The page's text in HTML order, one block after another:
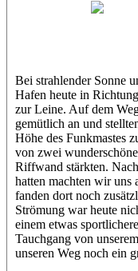
Bei strahlender Sonne
Hafen heute in
zur Leine. Auf dem
gemütlich an und
Höhe des Funkmastes
von zwei
Riffwand stärkten.
hatten machten wir uns
fanden dort noch
Strömung war heute
einem etwas
Tauchgang von
unseren Weg noch ein